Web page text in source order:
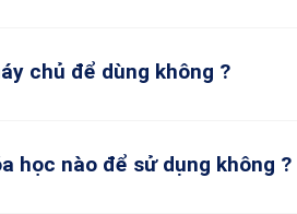
chủ để dùng không ?
học nào để sử dụng không ?